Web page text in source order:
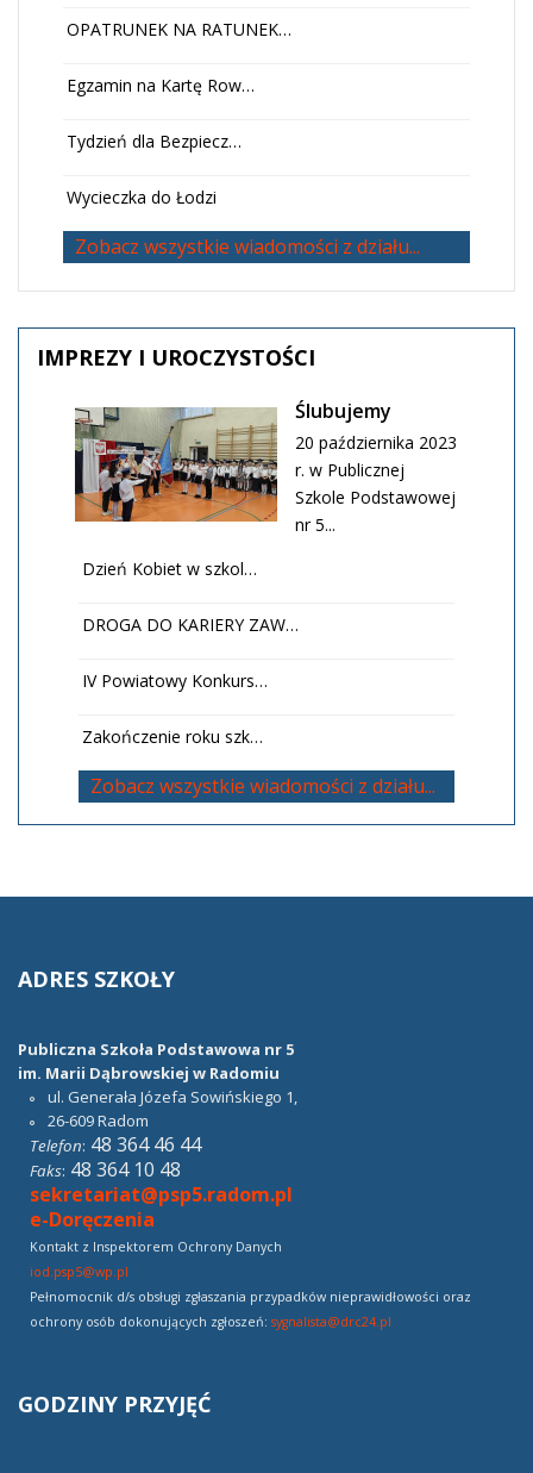
OPATRUNEK NA RATUNEK…
Egzamin na Kartę Row…
Tydzień dla Bezpiecz…
Wycieczka do Łodzi
Zobacz wszystkie wiadomości z działu...
IMPREZY I UROCZYSTOŚCI
Ślubujemy
20 października 2023
r. w Publicznej
Szkole Podstawowej
nr 5...
Dzień Kobiet w szkol…
DROGA DO KARIERY ZAW…
IV Powiatowy Konkurs…
Zakończenie roku szk…
Zobacz wszystkie wiadomości z działu...
ADRES SZKOŁY
Publiczna Szkoła Podstawowa nr 5
im. Marii Dąbrowskiej w Radomiu
ul. Generała Józefa Sowińskiego 1,
26-609Radom
Telefon: 48 364 46 44
Faks: 48 364 10 48
sekretariat@psp5.radom.pl
e-Doręczenia
Kontakt z Inspektorem Ochrony Danych
iod.psp5@wp.pl
Pełnomocnik d/s obsługi zgłaszania przypadków nieprawidłowości oraz
ochrony osób dokonujących zgłoszeń: sygnalista@drc24.pl
GODZINY PRZYJĘĆ